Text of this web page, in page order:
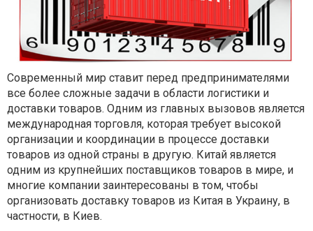
Современный мир ставит перед предпринимателями
все более сложные задачи в области логистики и
доставки товаров. Одним из главных вызовов является
международная торговля, которая требует высокой
организации и координации в процессе доставки
товаров из одной страны в другую. Китай является
одним из крупнейших поставщиков товаров в мире, и
многие компании заинтересованы в том, чтобы
организовать доставку товаров из Китая в Украину, в
частности, в Киев.